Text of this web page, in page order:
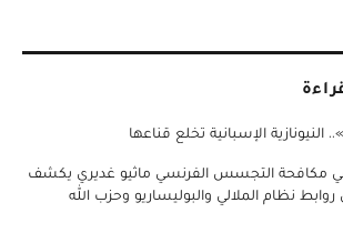
النيونازية الإسبانية تخلع قناعها
مكافحة التجسس الفرنسي ماثيو غديري يكشف
نظام الملالي والبوليساريو وحزب الله